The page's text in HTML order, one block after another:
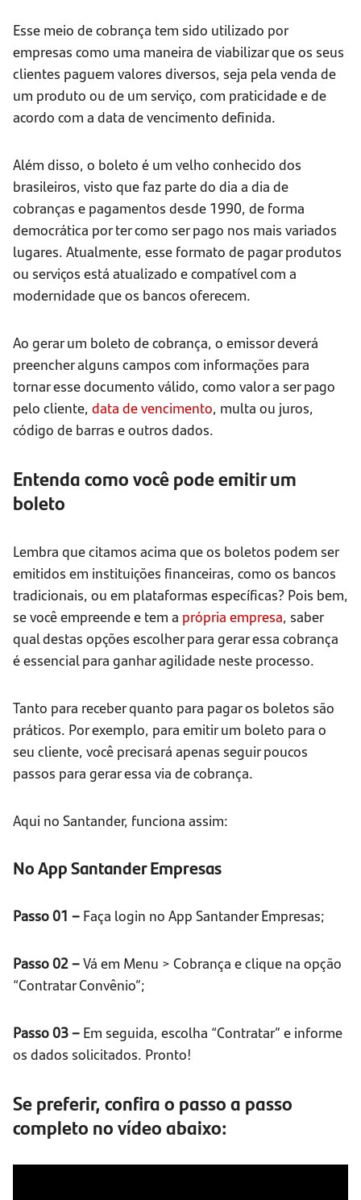
Esse meio de cobrança tem sido utilizado por
empresas como uma maneira de viabilizar que os seus
clientes paguem valores diversos, seja pela venda de
um produto ou de um serviço, com praticidade e de
acordo com a data de vencimento definida.
Além disso, o boleto é um velho conhecido dos
brasileiros, visto que faz parte do dia a dia de
cobranças e pagamentos desde 1990, de forma
democrática por ter como ser pago nos mais variados
lugares. Atualmente, esse formato de pagar produtos
ou serviços está atualizado e compatível com a
modernidade que os bancos oferecem.
Ao gerar um boleto de cobrança, o emissor deverá
preencher alguns campos com informações para
tornar esse documento válido, como valor a ser pago
pelo cliente, data de vencimento, multa ou juros,
código de barras e outros dados.
Entenda como você pode emitir um
boleto
Lembra que citamos acima que os boletos podem ser
emitidos em instituições financeiras, como os bancos
tradicionais, ou em plataformas específicas? Pois bem,
se você empreende e tem a própria empresa, saber
qual destas opções escolher para gerar essa cobrança
é essencial para ganhar agilidade neste processo.
Tanto para receber quanto para pagar os boletos são
práticos. Por exemplo, para emitir um boleto para o
seu cliente, você precisará apenas seguir poucos
passos para gerar essa via de cobrança.
Aqui no Santander, funciona assim:
No App Santander Empresas
Passo 01 – Faça login no App Santander Empresas;
Passo 02 –Vá em Menu > Cobrança e clique na opção
“Contratar Convênio”;
Passo 03 – Em seguida, escolha “Contratar” e informe
os dados solicitados. Pronto!
Se preferir, confira o passo a passo
completo no vídeo abaixo: